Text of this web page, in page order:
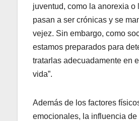
juventud, como la anorexia o
pasan a ser crónicas y se
vejez. Sin embargo, como
estamos preparados para
tratarlas adecuadamente en
vida”.
Además de los factores
emocionales, la influencia de